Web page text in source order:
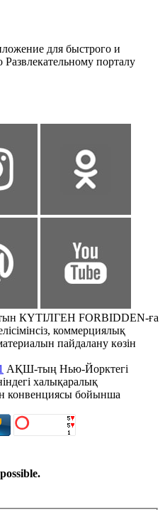
для быстрого и
порталу
КҮТІЛГЕН FORBIDDEN-ға
коммерциялық
пайдалану көзін
АҚШ-тың Нью-Йорктегі
халықаралық
конвенциясы бойынша